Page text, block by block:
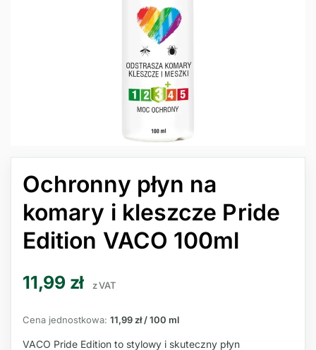
Ochronny płyn na
komary i kleszcze Pride
Edition VACO 100ml
11,99 zł z VAT
Cena jednostkowa: 11,99 zł / 100 ml
VACO Pride Edition to stylowy i skuteczny płyn